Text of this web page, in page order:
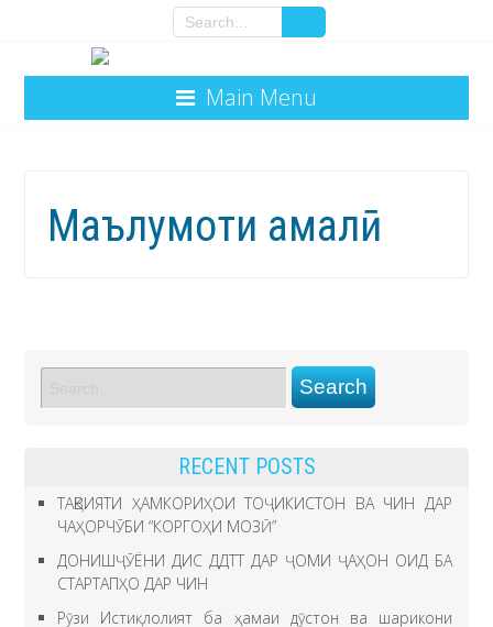
Main Menu
Маълумоти амалӣ
RECENT POSTS
ТАҚВИЯТИ ҲАМКОРИҲОИ ТОҶИКИСТОН ВА ЧИН ДАР
ЧАҲОРЧӮБИ “КОРГОҲИ МОЗӢ”
ДОНИШҶӮЁНИ ДИС ДДТТ ДАР ҶОМИ ҶАҲОН ОИД БА
СТАРТАПҲО ДАР ЧИН
Рӯзи Истиқлолият ба ҳамаи дӯстон ва шарикони